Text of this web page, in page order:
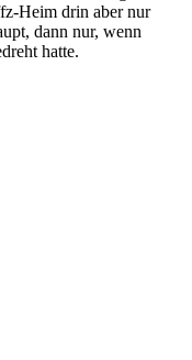
Heim drin aber nur
dann nur, wenn
hatte.